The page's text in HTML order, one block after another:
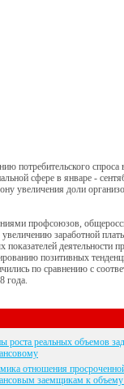
спроса
сфере в январе -
увеличения доли
профсоюзов,
заработной
деятельности
позитивных
по сравнению с
года.
роста реальных объемов
отношения
заемщикам к